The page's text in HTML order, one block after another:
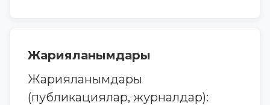
Жарияланымдары
Жарияланымдары
(публикациялар, журналдар):